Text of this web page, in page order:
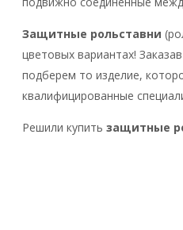
Защитные рольставни
цветовых вариантах!
подберем то изделие,
квалифицированные
Решили купить защитные